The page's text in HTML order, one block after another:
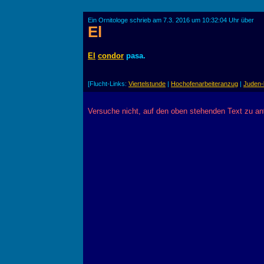
Ein Ornitologe schrieb am 7.3. 2016 um 10:32:04 Uhr über
El
El condor pasa.
[Flucht-Links: Viertelstunde | Hochofenarbeiteranzug |
Versuche nicht, auf den oben stehenden Text zu